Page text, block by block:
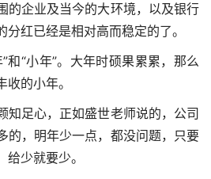
的企业及当今的大环境，以及银行
红已经是相对高而稳定的了。
和“小年”。大年时硕果累累，那么
的小年。
知足心，正如盛世老师说的，公司
的，明年少一点，都没问题，只要
少就要少。